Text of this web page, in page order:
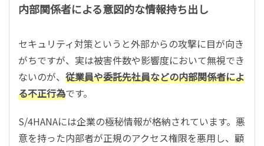
内部関係者による意図的な情報持ち出し
セキュリティ対策というと外部からの攻撃に目が向き
がちですが、実は被害件数や影響度において無視でき
ないのが、 従業員や委託先社員などの内部関係者によ
る不正行為です。
S/4HANAには企業の極秘情報が格納されています。悪
意を持った内部者が正規のアクセス権限を悪用し、顧